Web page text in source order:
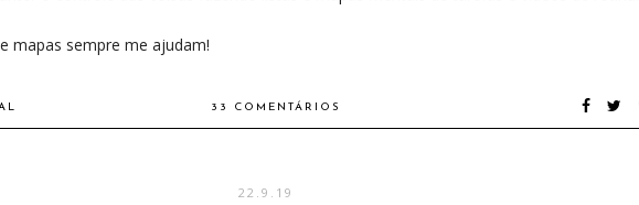
mapas sempre me ajudam!
33 COMENTÁRIOS
22.9.19